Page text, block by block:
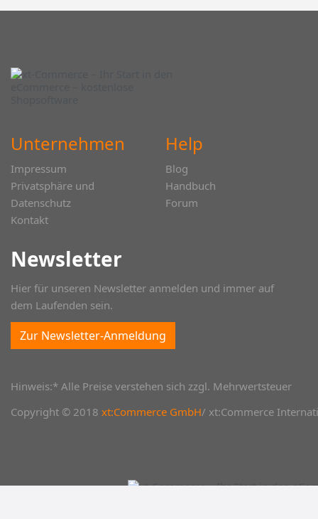
Unternehmen
Impressum
Privatsphäre und
Datenschutz
Kontakt
Help
Blog
Handbuch
Forum
Newsletter
Hier für unseren Newsletter anmelden und immer auf
dem Laufenden sein.
Zur Newsletter-Anmeldung
Hinweis:* Alle Preise verstehen sich zzgl. Mehrwertsteuer
Copyright © 2018 xt:Commerce GmbH/ xt:Commerce